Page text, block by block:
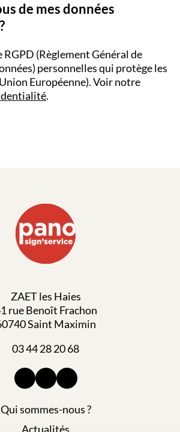
de mes données
RGPD (Règlement Général de
personnelles qui protège les
Européenne). Voir notre
.
ZAET les Haies
rue Benoît Frachon
Saint Maximin
03 44 28 20 68
Qui sommes-nous ?
Actualités